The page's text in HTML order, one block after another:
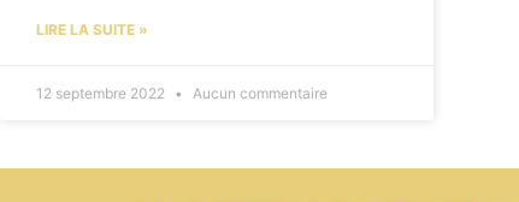
LIRE LA SUITE »
12 septembre 2022 Aucun commentaire